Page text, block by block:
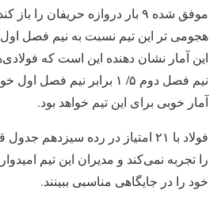
موفق شده ۹ بار دروازه حریفان
هجومی تر این تیم نسبت به نیم فصل
نیم فصل دوم ۵/‏‬ ۱ برابر نیم
آمار خوبی برای این تیم خواهد بود.
فولاد با ۲۱ امتیاز در رده سیزدهم
را تجربه نمی‌کند و مدیران این تیم
خود را در جایگاهی مناسبی ببینند.